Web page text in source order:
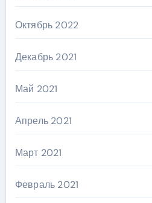
Октябрь 2022
Декабрь 2021
Май 2021
Апрель 2021
Март 2021
Февраль 2021